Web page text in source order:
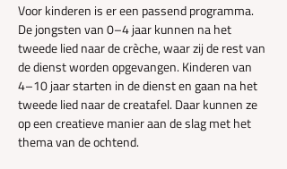
Voor kinderen is er een passend programma.
De jongsten van 0–4 jaar kunnen na het
tweede lied naar de crèche, waar zij de rest van
de dienst worden opgevangen. Kinderen van
4–10 jaar starten in de dienst en gaan na het
tweede lied naar de creatafel. Daar kunnen ze
op een creatieve manier aan de slag met het
thema van de ochtend.